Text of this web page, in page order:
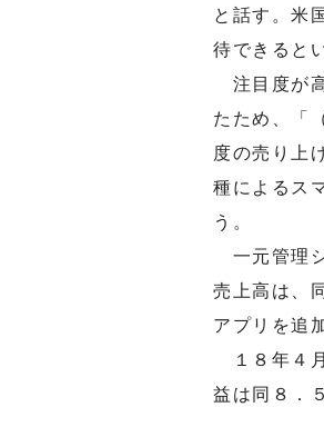
と話す。米
待できると
注目度が
たため、「
度の売り上
種によるス
う。
一元管理
売上高は、
アプリを追
１８年４
益は同８．